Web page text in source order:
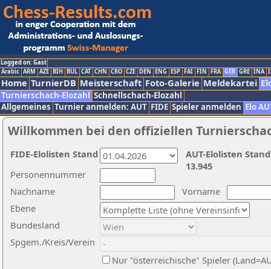
Logged on: Gast
Arabic ARM AZE BIH BUL CAT CHN CRO CZE DEN ENG ESP FAI FIN FRA GER GRE INA
Home TurnierDB Meisterschaft Foto-Galerie Meldekartei
Turnierschach-Elozahl Schnellschach-Elozahl
Allgemeines Turnier anmelden: AUT FIDE Spieler anmelden Elo
Willkommen bei den offiziellen
Nachname
Vorname
Ebene
Personennummer
Bundesland
Spgem./Kreis/Verein
Nur "österreichische" Spieler
AUT-Elolisten
13.945
FIDE-Elolisten Stand